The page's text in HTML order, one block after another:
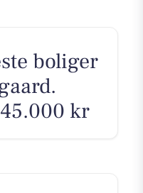
boliger
kr